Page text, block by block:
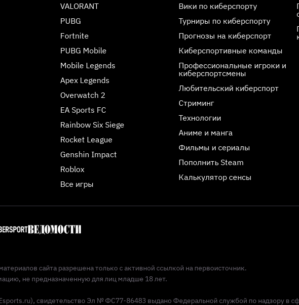
VALORANT
PUBG
Fortnite
PUBG Mobile
Mobile Legends
Apex Legends
Overwatch 2
EA Sports FC
Rainbow Six Siege
Rocket League
Genshin Impact
Roblox
Все игры
Вики по киберспорту
Турниры по киберспорту
Прогнозы на киберспорт
Киберспортивные команды
Профессиональные игроки и
киберспортсмены
Любительский киберспорт
Стриминг
Технологии
Аниме и манга
Фильмы и сериалы
Пополнить Steam
Калькулятор сенсы
сайта разрешена только с активной ссылкой на первоисточник.
не предназначенную для лиц младше 18 лет.
свидетельство Эл № ФС77-86483 выдано Федеральной службой по надзору в